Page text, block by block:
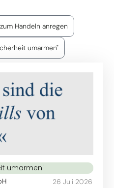
Handeln anregen
umarmen"
umarmen"
26 Juli 2026